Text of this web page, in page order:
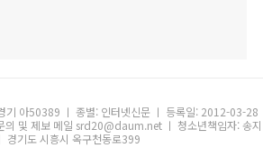
기 아50389 ㅣ 종별: 인터넷신문 ㅣ 등록일: 2012-03-28
및 제보 메일 srd20@daum.net ㅣ 청소년책임자: 송지
경기도 시흥시 옥구천동로399